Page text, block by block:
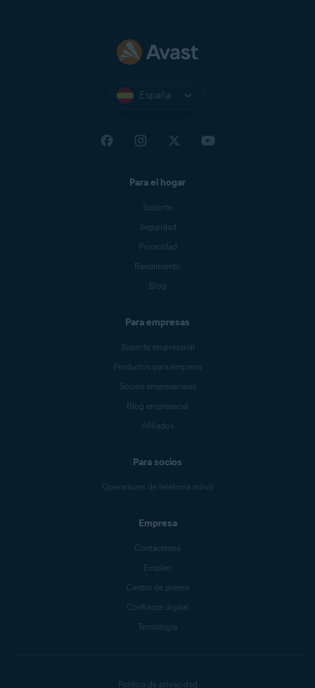
España
Para el hogar
Soporte
Seguridad
Privacidad
Rendimiento
Blog
Para empresas
Soporte empresarial
Productos para empresa
Socios empresariales
Blog empresarial
Afiliados
Para socios
Operadores de telefonía móvil
Empresa
Contáctenos
Empleo
Centro de prensa
Confianza digital
Tecnología
Política de privacidad